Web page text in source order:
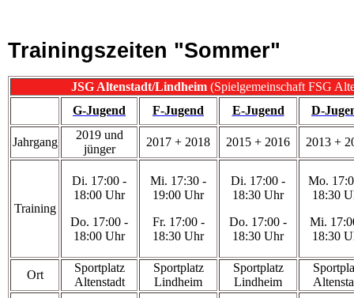
Trainingszeiten "Sommer"
JSG Altenstadt/Lindheim(Spielgemeinschaft FSG
G-Jugend
F-Jugend E-Jugend D-
Jahrgang
2019 und
jünger
2017 + 2018 2015 + 2016 2013 +
Training
Di. 17:00 -
18:00 Uhr
Do. 17:00 -
18:00 Uhr
Mi. 17:30 -
19:00 Uhr
Fr. 17:00 -
18:30 Uhr
Di. 17:00 -
18:30 Uhr
Do. 17:00 -
18:30 Uhr
Mo.
18:30
Mi.
18:30
Ort
Sportplatz
Altenstadt
Sportplatz
Lindheim
Sportplatz
Lindheim